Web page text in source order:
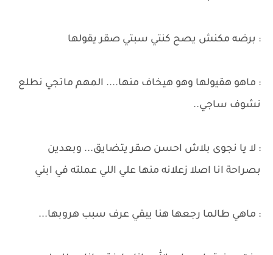
: برضه مكنش يصح كنتي سبتي صقر يقولها
: ماهو هقيولها وهو هيخاف منها.... المهم ماتجي نطلع
نشوف ساجي..
: لا يا نجوى بلاش احسن صقر يتضايق... وبعدين
بصراحة انا اصلا زعلانه منها علي اللي عملته في ابني
: ماهي طالما رجعها هنا يبقي عرف سبب هروبها...